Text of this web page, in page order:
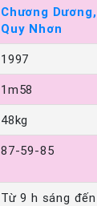
Chương
Quy Nhơn
1997
1m58
48kg
87-59-85
Từ 9 h sáng